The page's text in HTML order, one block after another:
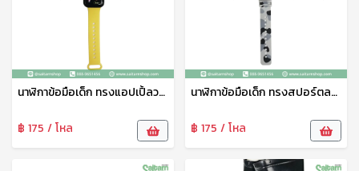
นาฬิกาข้อมือเด็ก ทรงแอปเปิ้ลวอช HY089-5 THY
฿ 175 / โหล
นาฬิกาข้อมือเด็ก ทรงสปอร์ตลายทหาร HY089-8 THY
฿ 175 / โหล